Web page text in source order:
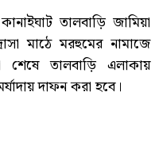
তালবাড়ি জামিয়া
মাঠে মরহুমের নামাজে
শেষে তালবাড়ি এলাকায়
দাফন করা হবে।